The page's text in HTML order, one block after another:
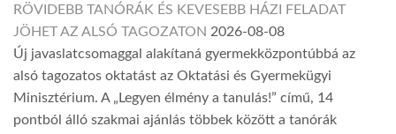
RÖVIDEBB TANÓRÁK ÉS KEVESEBB HÁZI FELADAT
JÖHET AZ ALSÓ TAGOZATON 2026-08-08
Új javaslatcsomaggal alakítaná gyermekközpontúbbá az
alsó tagozatos oktatást az Oktatási és Gyermekügyi
Minisztérium. A „Legyen élmény a tanulás!” című, 14
pontból álló szakmai ajánlás többek között a tanórák